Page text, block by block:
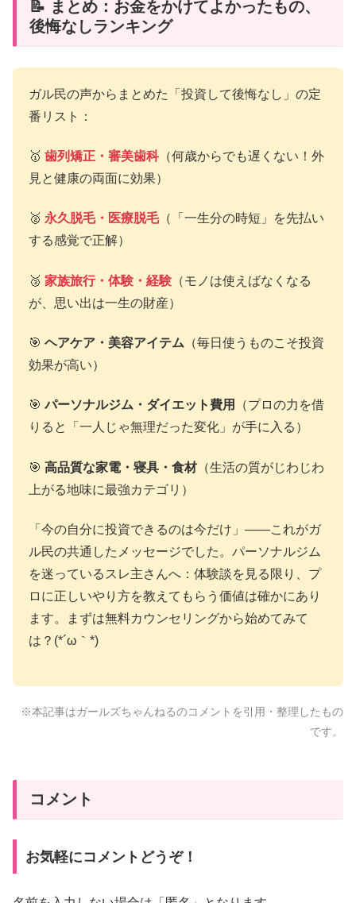
📝 まとめ：お金をかけてよかったもの、
後悔なしランキング
ガル民の声からまとめた「投資して後悔なし」の定
番リスト：
🥇 歯列矯正・審美歯科（何歳からでも遅くない！外
見と健康の両面に効果）
🥈 永久脱毛・医療脱毛（「一生分の時短」を先払い
する感覚で正解）
🥉 家族旅行・体験・経験 （モノは使えばなくなる
が、思い出は一生の財産）
🎯 ヘアケア・美容アイテム （毎日使うものこそ投資
効果が高い）
🎯パーソナルジム・ダイエット費用
（プロの力を借
りると「一人じゃ無理だった変化」が手に入る）
🎯 高品質な家電・寝具・食材（生活の質がじわじわ
上がる地味に最強カテゴリ）
「今の自分に投資できるのは今だけ」——これがガ
ル民の共通したメッセージでした。パーソナルジム
を迷っているスレ主さんへ：体験談を見る限り、プ
ロに正しいやり方を教えてもらう価値は確かにあり
ます。まずは無料カウンセリングから始めてみて
は？(*´ω｀*)
※本記事はガールズちゃんねるのコメントを引用・整理したもの
です。
コメント
お気軽にコメントどうぞ！